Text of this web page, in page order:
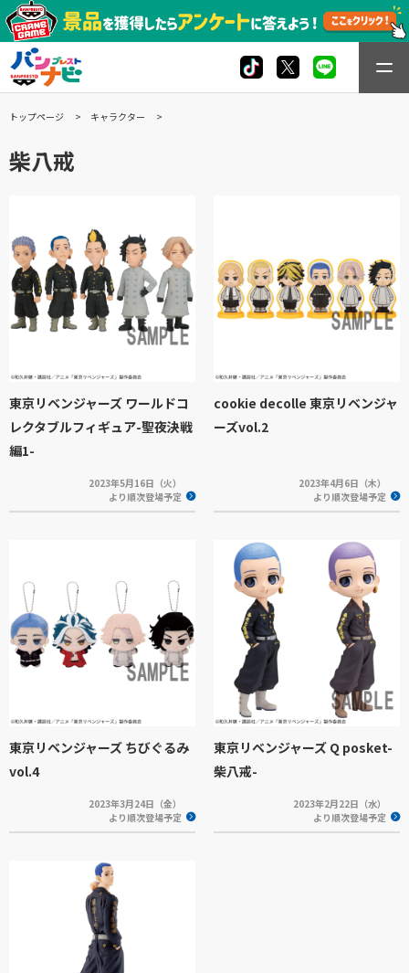
トップページ キャラクター
柴八戒
東京リベンジャーズ ワールドコ
レクタブルフィギュア-聖夜決戦
編1-
2023年5月16日（火）
より順次登場予定
cookie decolle 東京リベンジャ
ーズvol.2
2023年4月6日（木）
より順次登場予定
東京リベンジャーズ ちびぐるみ
vol.4
2023年3月24日（金）
より順次登場予定
東京リベンジャーズ Q posket-
柴八戒-
2023年2月22日（水）
より順次登場予定